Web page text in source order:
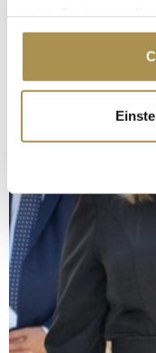
Cookie-Erklärung
Trigger Symbol
erfassen,
bestimmten
Erfahren Sie mehr
verarbeitet werden,
Abschnitt
Wir verwenden
personalisieren,